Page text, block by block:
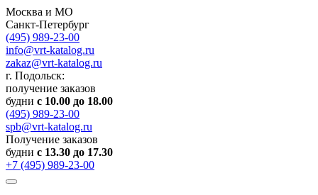
Москва и МО
Санкт-Петербург
(495) 989-23-00
info@vrt-katalog.ru
zakaz@vrt-katalog.ru
г. Подольск:
получение заказов
будни с 10.00 до 18.00
(495) 989-23-00
spb@vrt-katalog.ru
Получение заказов
будни с 13.30 до 17.30
+7 (495) 989-23-00